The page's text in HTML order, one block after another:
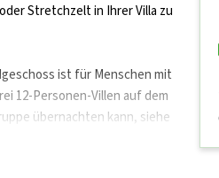
Stretchzelt in Ihrer Villa zu
ist für Menschen mit
12-Personen-Villen auf dem
übernachten kann, siehe